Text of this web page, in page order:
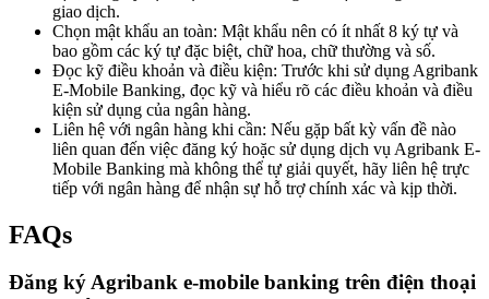
giao dịch.
Chọn mật khẩu an toàn: Mật khẩu nên có ít nhất 8 ký tự và
bao gồm các ký tự đặc biệt, chữ hoa, chữ thường và số.
Đọc kỹ điều khoản và điều kiện: Trước khi sử dụng Agribank
E-Mobile Banking, đọc kỹ và hiểu rõ các điều khoản và điều
kiện sử dụng của ngân hàng.
Liên hệ với ngân hàng khi cần: Nếu gặp bất kỳ vấn đề nào
liên quan đến việc đăng ký hoặc sử dụng dịch vụ Agribank E-
Mobile Banking mà không thể tự giải quyết, hãy liên hệ trực
tiếp với ngân hàng để nhận sự hỗ trợ chính xác và kịp thời.
FAQs
Đăng ký Agribank e-mobile banking trên điện thoại